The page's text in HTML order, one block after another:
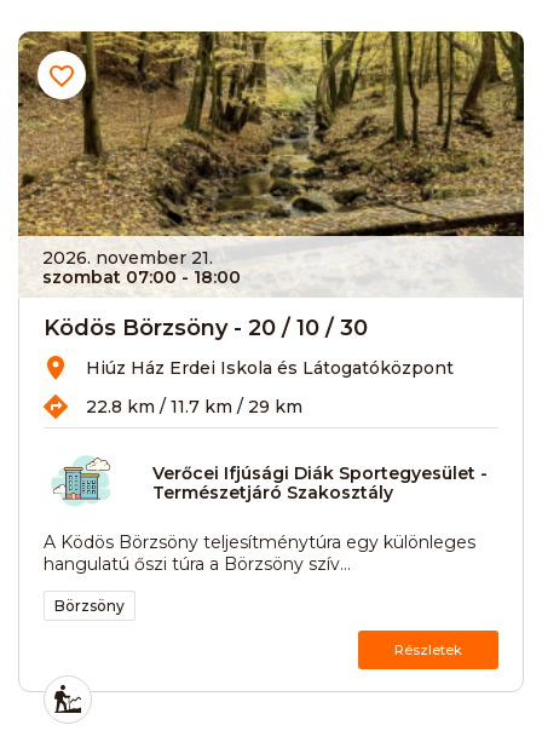
2026. november 21.
szombat 07:00 - 18:00
Ködös Börzsöny - 20 / 10 / 30
Hiúz Ház Erdei Iskola és Látogatóközpont
22.8 km / 11.7 km / 29 km
Verőcei Ifjúsági Diák Sportegyesület -
Természetjáró Szakosztály
A Ködös Börzsöny teljesítménytúra egy különleges
hangulatú őszi túra a Börzsöny szív...
Börzsöny
Részletek